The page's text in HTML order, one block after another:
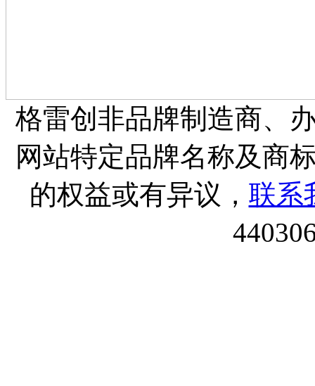
格雷创非品牌制造商、
网站特定品牌名称及商
的权益或有异议， 联系